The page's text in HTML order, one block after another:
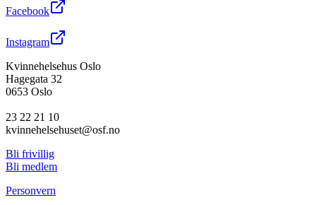
Facebook
Instagram
Kvinnehelsehus Oslo
Hagegata 32
0653 Oslo
23 22 21 10
kvinnehelsehuset@osf.no
Bli frivillig
Bli medlem
Personvern